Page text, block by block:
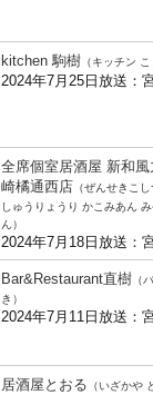
kitchen 駒樹 （キッチン こ
2024年7月25日放送：
全席個室居酒屋 新和
崎橘通西店 （ぜんせきこ
しゅうりょうり かこみあん
ん）
2024年7月18日放送：
Bar&Restaurant直樹 （
き）
2024年7月11日放送：
居酒屋とおる （いざかや